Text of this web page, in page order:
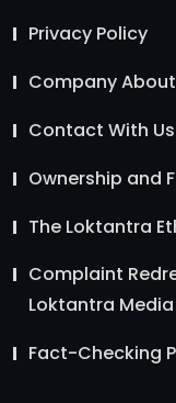
Privacy Policy
Company About
Contact With Us
Ownership and
The Loktantra
Complaint
Loktantra
Fact-Checking